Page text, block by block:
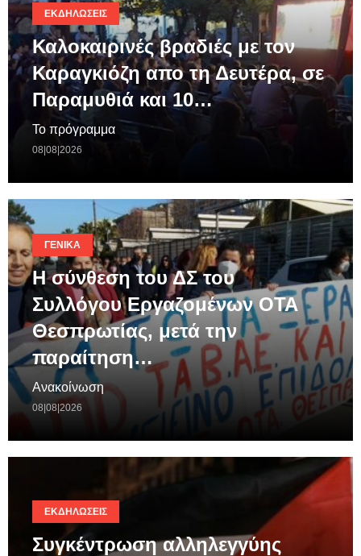
ΕΚΔΗΛΏΣΕΙΣ
Καλοκαιρινές βραδιές με τον
Καραγκιόζη απο τη Δευτέρα, σε
Παραμυθιά και 10…
Το πρόγραμμα
08|08|2026
ΓΕΝΙΚΆ
Η σύνθεση του ΔΣ του
Συλλόγου Εργαζομένων ΟΤΑ
Θεσπρωτίας, μετά την
παραίτηση…
Ανακοίνωση
08|08|2026
ΕΚΔΗΛΏΣΕΙΣ
Συγκέντρωση αλληλεγγύης